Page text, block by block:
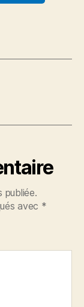
publiée.
avec *